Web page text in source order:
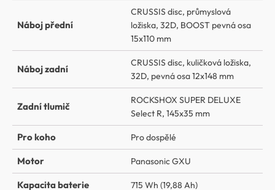
Náboj přední
CRUSSIS disc, průmyslová
ložiska, 32D, BOOST pevná osa
15x110 mm
Náboj zadní
CRUSSIS disc, kuličková ložiska,
32D, pevná osa 12x148 mm
Zadní tlumič
ROCKSHOX SUPER DELUXE
Select R, 145x35 mm
Pro koho Pro dospělé
Motor Panasonic GXU
Kapacita baterie 715 Wh (19,88 Ah)